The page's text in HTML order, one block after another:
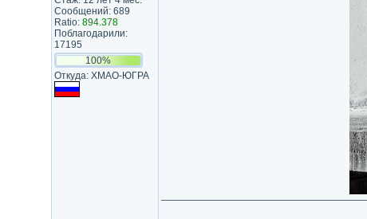
Сообщений: 689
Ratio: 894.378
Поблагодарили:
17195
100%
Откуда: ХМАО-ЮГРА